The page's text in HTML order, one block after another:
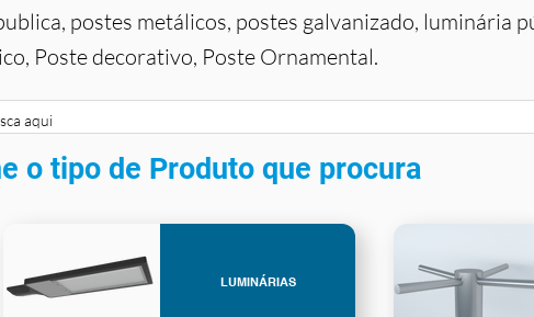
postes metálicos, postes galvanizado, luminária
Poste decorativo, Poste Ornamental.
o tipo de Produto que procura
LUMINÁRIAS